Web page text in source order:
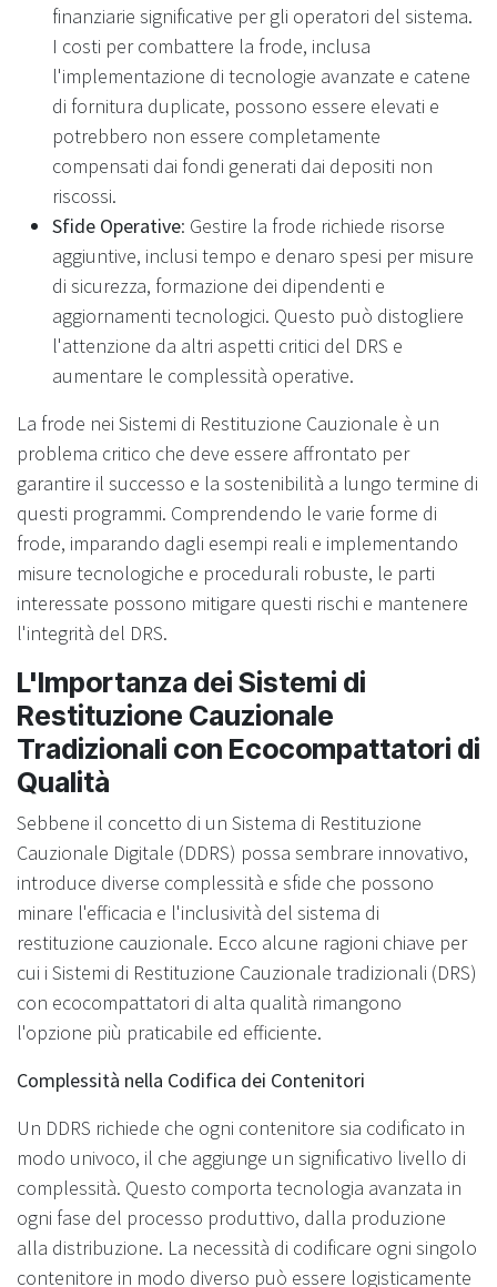
finanziarie significative per gli operatori del sistema.
I costi per combattere la frode, inclusa
l'implementazione di tecnologie avanzate e catene
di fornitura duplicate, possono essere elevati e
potrebbero non essere completamente
compensati dai fondi generati dai depositi non
riscossi.
Sfide Operative: Gestire la frode richiede risorse
aggiuntive, inclusi tempo e denaro spesi per misure
di sicurezza, formazione dei dipendenti e
aggiornamenti tecnologici. Questo può distogliere
l'attenzione da altri aspetti critici del DRS e
aumentare le complessità operative.
La frode nei Sistemi di Restituzione Cauzionale è un
problema critico che deve essere affrontato per
garantire il successo e la sostenibilità a lungo termine di
questi programmi. Comprendendo le varie forme di
frode, imparando dagli esempi reali e implementando
misure tecnologiche e procedurali robuste, le parti
interessate possono mitigare questi rischi e mantenere
l'integrità del DRS.
L'Importanza dei Sistemi di
Restituzione Cauzionale
Tradizionali con Ecocompattatori di
Qualità
Sebbene il concetto di un Sistema di Restituzione
Cauzionale Digitale (DDRS) possa sembrare innovativo,
introduce diverse complessità e sfide che possono
minare l'efficacia e l'inclusività del sistema di
restituzione cauzionale. Ecco alcune ragioni chiave per
cui i Sistemi di Restituzione Cauzionale tradizionali (DRS)
con ecocompattatori di alta qualità rimangono
l'opzione più praticabile ed efficiente.
Complessità nella Codifica dei Contenitori
Un DDRS richiede che ogni contenitore sia codificato in
modo univoco, il che aggiunge un significativo livello di
complessità. Questo comporta tecnologia avanzata in
ogni fase del processo produttivo, dalla produzione
alla distribuzione. La necessità di codificare ogni singolo
contenitore in modo diverso può essere logisticamente